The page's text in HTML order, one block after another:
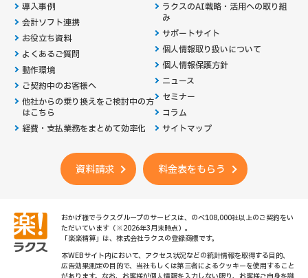
導入事例
会計ソフト連携
お役立ち資料
よくあるご質問
動作環境
ご契約中のお客様へ
他社からの乗り換えをご検討中の方
はこちら
経費・支払業務をまとめて効率化
ラクスのAI戦略・活用への取り組
み
サポートサイト
個人情報取り扱いについて
個人情報保護方針
ニュース
セミナー
コラム
サイトマップ
資料請求 料金表をもらう
おかげ様でラクスグループのサービスは、のべ108,000社以上のご契約をい
ただいています（※2026年3月末時点）。
「楽楽精算」は、株式会社ラクスの登録商標です。
本WEBサイト内において、アクセス状況などの統計情報を取得する目的、
広告効果測定の目的で、当社もしくは第三者によるクッキーを使用すること